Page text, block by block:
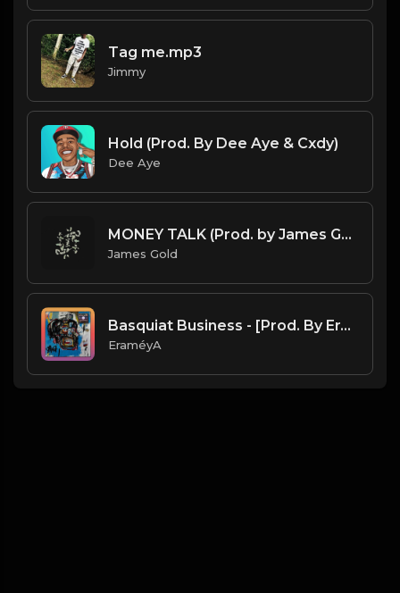
Tag me.mp3
Jimmy
Hold (Prod. By Dee Aye & Cxdy)
Dee Aye
MONEY TALK (Prod. by James Gold)
James Gold
Basquiat Business - [Prod. By EraméyA]
EraméyA